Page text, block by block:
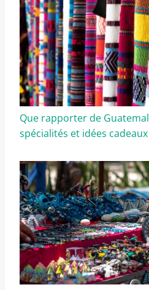
Que rapporter de
spécialités et idées cadeaux